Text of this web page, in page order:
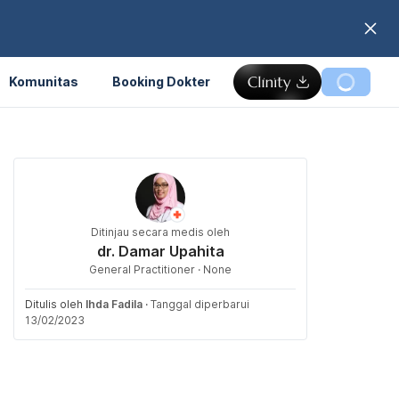
Komunitas Booking Dokter
Ditinjau secara medis oleh
dr. Damar Upahita
General Practitioner · None
Ditulis oleh Ihda Fadila · Tanggal diperbarui
13/02/2023